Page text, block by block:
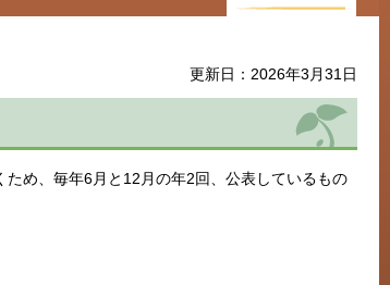
更新日：2026年3月31日
め、毎年6月と12月の年2回、公表しているもの